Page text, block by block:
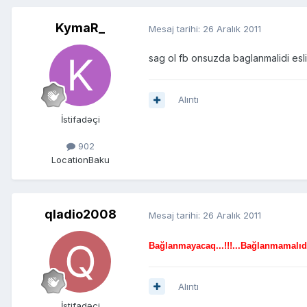
KymaR_
İstifadəçi
902
LocationBaku
Mesaj tarihi: 26 Aralık 2011
sag ol fb onsuzda baglanmalidi
Alıntı
qladio2008 Mesaj tarihi: 26 Aralık 2011
Alıntı